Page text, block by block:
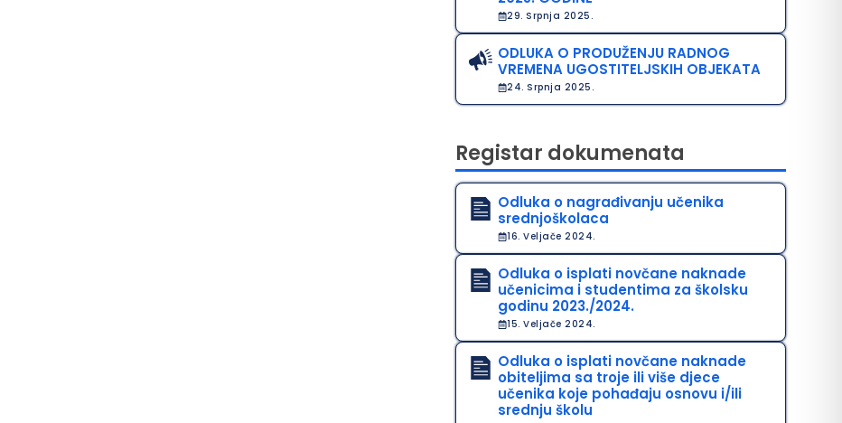
29. Srpnja 2025.
ODLUKA O PRODUŽENJU RADNOG
VREMENA UGOSTITELJSKIH OBJEKATA
24. Srpnja 2025.
Registar dokumenata
Odluka o nagrađivanju učenika
srednjoškolaca
16. Veljače 2024.
Odluka o isplati novčane naknade
učenicima i studentima za školsku
godinu 2023./2024.
15. Veljače 2024.
Odluka o isplati novčane naknade
obiteljima sa troje ili više djece
učenika koje pohađaju osnovu i/ili
srednju školu